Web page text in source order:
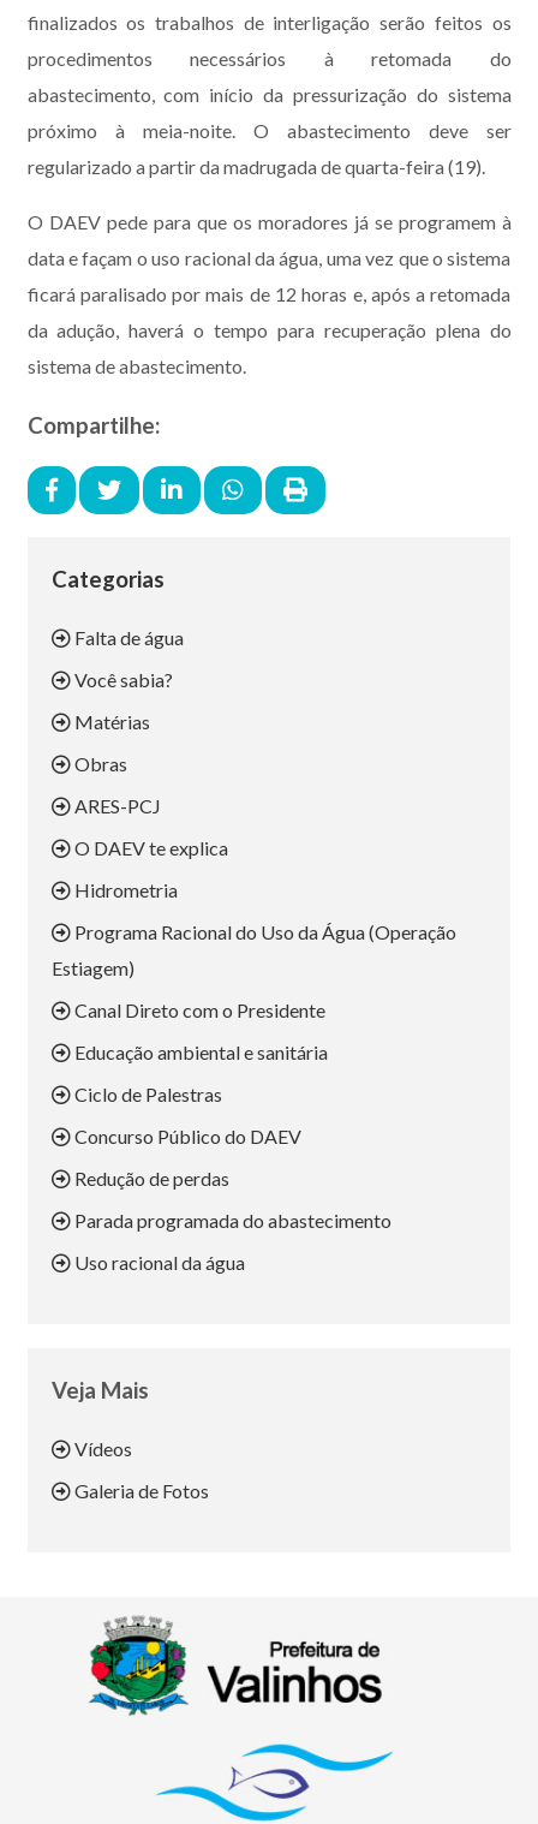
finalizados os trabalhos de interligação serão feitos os
procedimentos necessários à retomada do
abastecimento, com início da pressurização do sistema
próximo à meia-noite. O abastecimento deve ser
regularizado a partir da madrugada de quarta-feira (19).
O DAEV pede para que os moradores já se programem à
data e façam o uso racional da água, uma vez que o sistema
ficará paralisado por mais de 12 horas e, após a retomada
da adução, haverá o tempo para recuperação plena do
sistema de abastecimento.
Compartilhe:
Categorias
Falta de água
Você sabia?
Matérias
Obras
ARES-PCJ
O DAEV te explica
Hidrometria
Programa Racional do Uso da Água (Operação
Estiagem)
Canal Direto com o Presidente
Educação ambiental e sanitária
Ciclo de Palestras
Concurso Público do DAEV
Redução de perdas
Parada programada do abastecimento
Uso racional da água
Veja Mais
Vídeos
Galeria de Fotos